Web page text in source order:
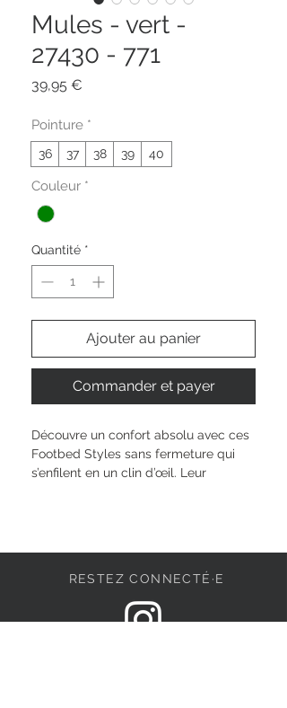
Mules - vert -
27430 - 771
39,95 €
Pointure *
36 37 38 39 40
Couleur *
Quantité *
Ajouter au panier
Commander et payer
Découvre un confort absolu avec ces
Footbed Styles sans fermeture qui
s’enfilent en un clin d’œil. Leur
tous tes looks et te permettent de
rester fidèle à ton style, tout en
profitant d’une liberté de mouvement
RESTEZ CONNECTÉ·E